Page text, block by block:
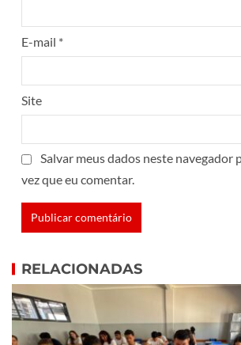
E-mail *
Site
Salvar meus dados neste navegador
vez que eu comentar.
RELACIONADAS